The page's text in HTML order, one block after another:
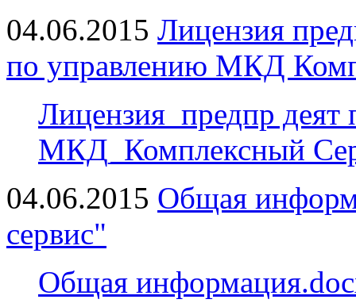
04.06.2015 Лицензия
по управлению МКД
Лицензия_предпр деят
МКД_Комплексный
04.06.2015 Общая
сервис"
Общая